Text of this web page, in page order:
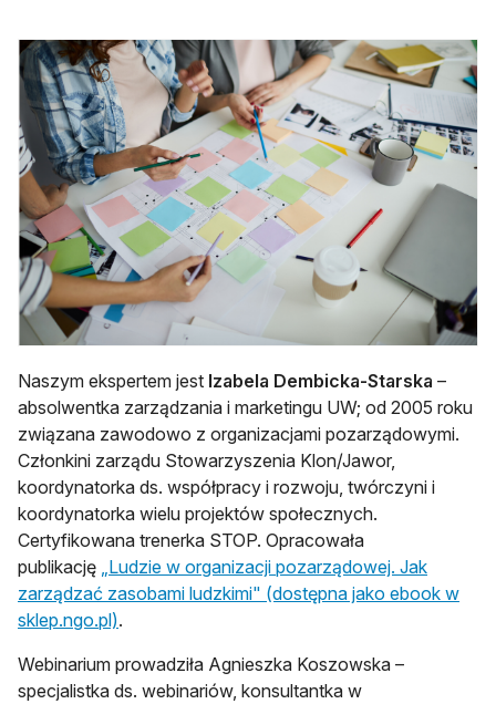
Naszym ekspertem jest Izabela Dembicka-Starska –
absolwentka zarządzania i marketingu UW; od 2005 roku
związana zawodowo z organizacjami pozarządowymi.
Członkini zarządu Stowarzyszenia Klon/Jawor,
koordynatorka ds. współpracy i rozwoju, twórczyni i
koordynatorka wielu projektów społecznych.
Certyfikowana trenerka STOP. Opracowała
publikację „Ludzie w organizacji pozarządowej. Jak
zarządzać zasobami ludzkimi" (dostępna jako ebook w
sklep.ngo.pl).
Webinarium prowadziła Agnieszka Koszowska –
specjalistka ds. webinariów, konsultantka w